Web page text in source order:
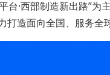
台·西部制造新出路”
打造面向全国、服务全